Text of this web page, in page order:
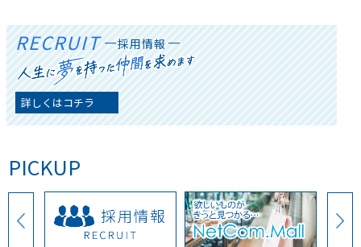
RECRUIT 採用情報
詳しくはコチラ
PICKUP